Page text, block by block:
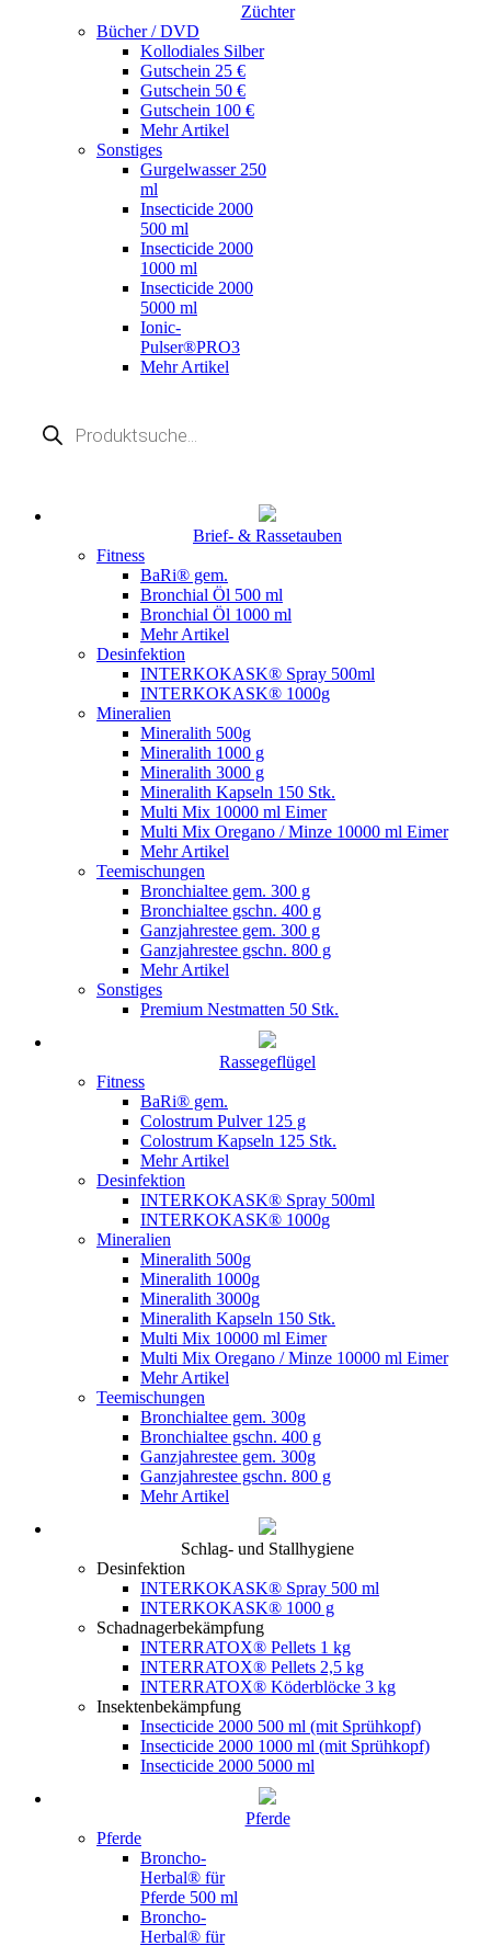
Züchter
Bücher / DVD
Kollodiales Silber
Gutschein 25 €
Gutschein 50 €
Gutschein 100 €
Mehr Artikel
Sonstiges
Gurgelwasser 250
ml
Insecticide 2000
500 ml
Insecticide 2000
1000 ml
Insecticide 2000
5000 ml
Ionic-
Pulser®PRO3
Mehr Artikel
search
Brief- & Rassetauben
Fitness
BaRi® gem.
Bronchial Öl 500 ml
Bronchial Öl 1000 ml
Mehr Artikel
Desinfektion
INTERKOKASK® Spray 500ml
INTERKOKASK® 1000g
Mineralien
Mineralith 500g
Mineralith 1000 g
Mineralith 3000 g
Mineralith Kapseln 150 Stk.
Multi Mix 10000 ml Eimer
Multi Mix Oregano / Minze 10000 ml Eimer
Mehr Artikel
Teemischungen
Bronchialtee gem. 300 g
Bronchialtee gschn. 400 g
Ganzjahrestee gem. 300 g
Ganzjahrestee gschn. 800 g
Mehr Artikel
Sonstiges
Premium Nestmatten 50 Stk.
Rassegeflügel
Fitness
BaRi® gem.
Colostrum Pulver 125 g
Colostrum Kapseln 125 Stk.
Mehr Artikel
Desinfektion
INTERKOKASK® Spray 500ml
INTERKOKASK® 1000g
Mineralien
Mineralith 500g
Mineralith 1000g
Mineralith 3000g
Mineralith Kapseln 150 Stk.
Multi Mix 10000 ml Eimer
Multi Mix Oregano / Minze 10000 ml Eimer
Mehr Artikel
Teemischungen
Bronchialtee gem. 300g
Bronchialtee gschn. 400 g
Ganzjahrestee gem. 300g
Ganzjahrestee gschn. 800 g
Mehr Artikel
Schlag- und Stallhygiene
Desinfektion
INTERKOKASK® Spray 500 ml
INTERKOKASK® 1000 g
Schadnagerbekämpfung
INTERRATOX® Pellets 1 kg
INTERRATOX® Pellets 2,5 kg
INTERRATOX® Köderblöcke 3 kg
Insektenbekämpfung
Insecticide 2000 500 ml (mit Sprühkopf)
Insecticide 2000 1000 ml (mit Sprühkopf)
Insecticide 2000 5000 ml
Pferde
Pferde
Broncho-
Herbal® für
Pferde 500 ml
Broncho-
Herbal® für